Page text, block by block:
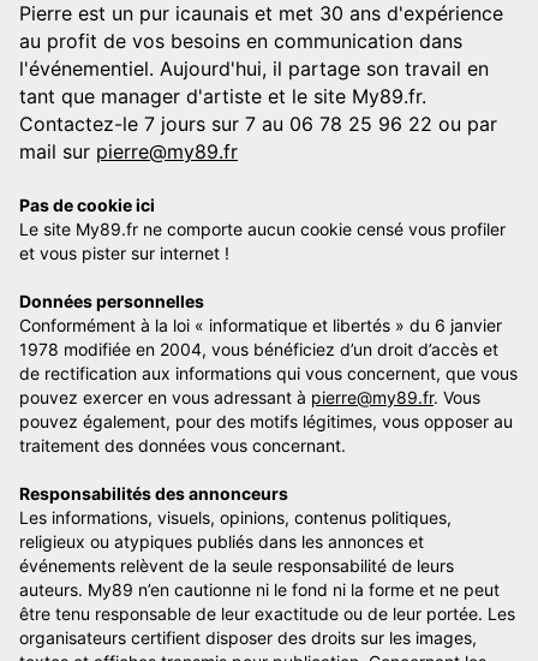
Pierre est un pur icaunais et met 30 ans d'expérience
au profit de vos besoins en communication dans
l'événementiel. Aujourd'hui, il partage son travail en
tant que manager d'artiste et le site My89.fr.
Contactez-le 7 jours sur 7 au 06 78 25 96 22 ou par
mail sur pierre@my89.fr
Pas de cookie ici
Le site My89.fr ne comporte aucun cookie censé vous profiler
et vous pister sur internet !
Données personnelles
Conformément à la loi « informatique et libertés » du 6 janvier
1978 modifiée en 2004, vous bénéficiez d’un droit d’accès et
de rectification aux informations qui vous concernent, que vous
pouvez exercer en vous adressant à pierre@my89.fr. Vous
pouvez également, pour des motifs légitimes, vous opposer au
traitement des données vous concernant.
Responsabilités des annonceurs
Les informations, visuels, opinions, contenus politiques,
religieux ou atypiques publiés dans les annonces et
événements relèvent de la seule responsabilité de leurs
auteurs. My89 n’en cautionne ni le fond ni la forme et ne peut
être tenu responsable de leur exactitude ou de leur portée. Les
organisateurs certifient disposer des droits sur les images,